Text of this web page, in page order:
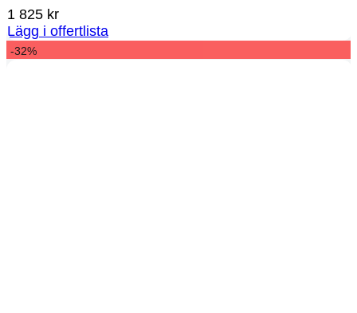
1 825 kr
Lägg i offertlista
-32%